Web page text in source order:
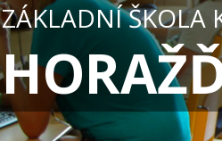
ZÁKLADNÍ ŠKOLA